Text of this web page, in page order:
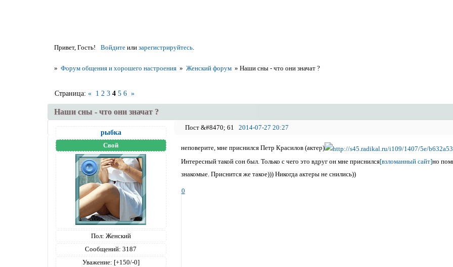
Привет, Гость! Войдитеили зарегистрируйтесь.
» Форум общения и хорошего настроения » Женский форум »Наши сны - что они значат ?
Наши сны - что они значат ?
Страница:« 1 2 3 4 5 6 »
61 2014-07-27 20:27
рыбка
Свой
Пол: Женский
Сообщений: 3187
Уважение: [+150/-0]
неповерите, мне приснился Петр Красилов (актер)
Интересный такой сон был. Только с чего это вдруг он мне приснился[взломанный сайт]но
знакомые. Приснится же такое))) Никогда актеры не снились))
0